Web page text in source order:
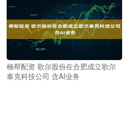
楠帮配资 歌尔股份在合肥成立歌尔
泰克科技公司 含AI业务